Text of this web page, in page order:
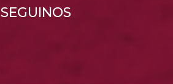
SEGUINOS